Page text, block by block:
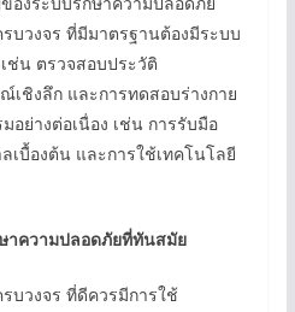
บวงจร ที่มีมาตรฐานต้องมีระบบ
ช่น ตรวจสอบประวัติ
ชิงลึก และการทดสอบร่างกาย
อย่างต่อเนื่อง เช่น การรับมือ
เบื้องต้น และการใช้เทคโนโลยี
าความปลอดภัยที่ทันสมัย
บวงจร ที่ดีควรมีการใช้